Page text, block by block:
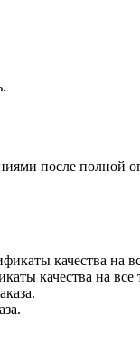
после полной
качества на все